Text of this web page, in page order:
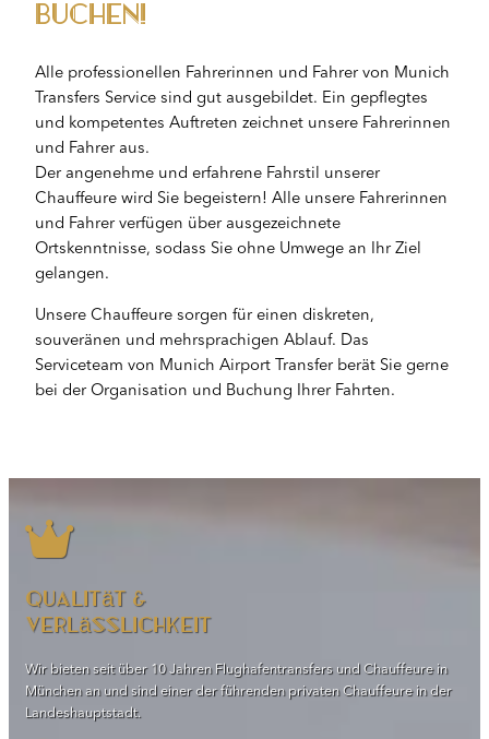
buchen!
Alle professionellen Fahrerinnen und Fahrer von Munich
Transfers Service sind gut ausgebildet. Ein gepflegtes
und kompetentes Auftreten zeichnet unsere Fahrerinnen
und Fahrer aus.
Der angenehme und erfahrene Fahrstil unserer
Chauffeure wird Sie begeistern! Alle unsere Fahrerinnen
und Fahrer verfügen über ausgezeichnete
Ortskenntnisse, sodass Sie ohne Umwege an Ihr Ziel
gelangen.
Unsere Chauffeure sorgen für einen diskreten,
souveränen und mehrsprachigen Ablauf. Das
Serviceteam von Munich Airport Transfer berät Sie gerne
bei der Organisation und Buchung Ihrer Fahrten.
Qualität &
Verlässlichkeit
Wir bieten seit über 10 Jahren Flughafentransfers und Chauffeure in
München an und sind einer der führenden privaten Chauffeure in der
Landeshauptstadt.